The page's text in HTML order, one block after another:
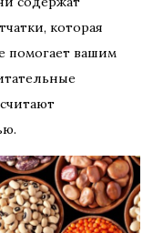
которая
помогает вашим